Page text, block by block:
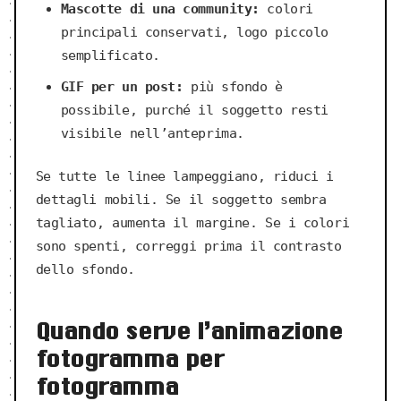
Mascotte di una community:
colori
principali conservati, logo piccolo
semplificato.
GIF per un post:
più sfondo è
possibile, purché il soggetto resti
visibile nell’anteprima.
Se tutte le linee lampeggiano, riduci i
dettagli mobili. Se il soggetto sembra
tagliato, aumenta il margine. Se i colori
sono spenti, correggi prima il contrasto
dello sfondo.
Quando serve l’animazione
fotogramma per
fotogramma